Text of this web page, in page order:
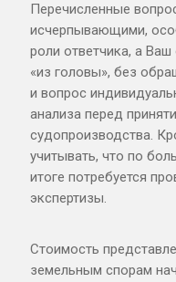
Перечисленные
исчерпывающими,
роли ответчика, а
«из головы», без
и вопрос
анализа перед
судопроизводства.
учитывать, что по
итоге потребуется
экспертизы.
Стоимость
земельным спорам